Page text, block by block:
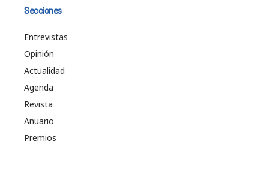
Secciones
Entrevistas
Opinión
Actualidad
Agenda
Revista
Anuario
Premios